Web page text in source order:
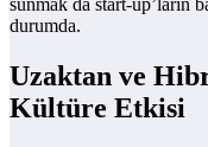
sunmak da start-up’ların
durumda.
Uzaktan ve
Kültüre Etkisi